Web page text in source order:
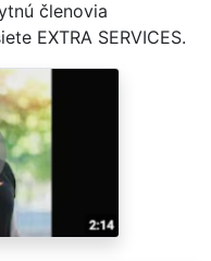
členovia
EXTRA SERVICES.